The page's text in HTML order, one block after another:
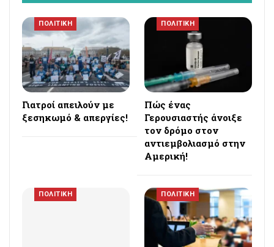
ΠΟΛΙΤΙΚΗ
Γιατροί απειλούν με
ξεσηκωμό & απεργίες!
ΠΟΛΙΤΙΚΗ
Πώς ένας
Γερουσιαστής άνοιξε
τον δρόμο στον
αντιεμβολιασμό στην
Αμερική!
ΠΟΛΙΤΙΚΗ ΠΟΛΙΤΙΚΗ